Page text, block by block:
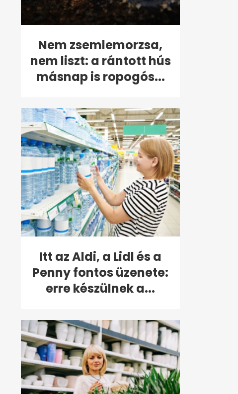
Nem zsemlemorzsa,
nem liszt: a rántott hús
másnap is ropogós...
Itt az Aldi, a Lidl és a
Penny fontos üzenete:
erre készülnek a...